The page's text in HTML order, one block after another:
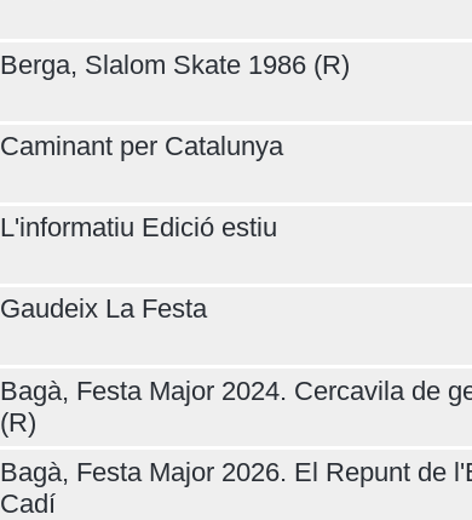
Berga, Slalom Skate 1986 (R)
Caminant per Catalunya
L'informatiu Edició estiu
Gaudeix La Festa
Bagà, Festa Major 2024. Cercavila de
(R)
Bagà, Festa Major 2026. El Repunt de
Cadí